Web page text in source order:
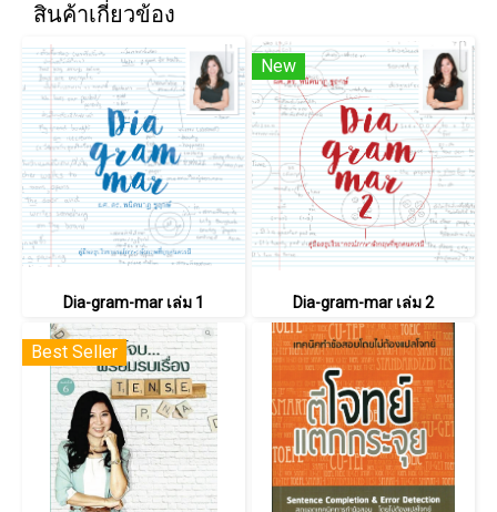
สินค้าเกี่ยวข้อง
Dia-gram-mar เล่ม 1
New
Dia-gram-mar เล่ม 2
Best Seller